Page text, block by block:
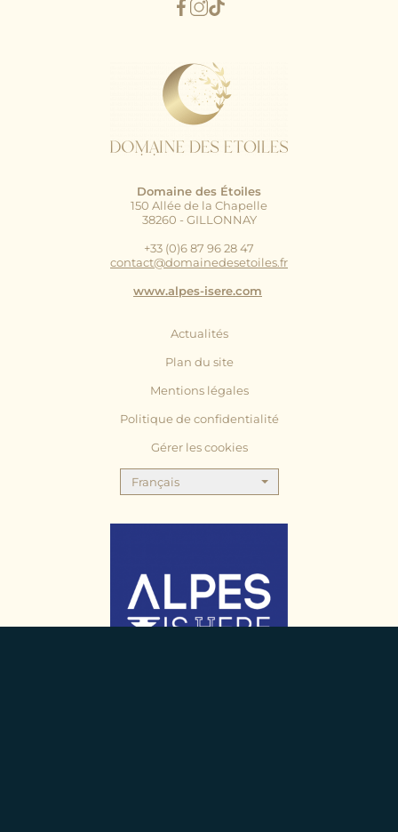
Domaine des Étoiles
150 Allée de la Chapelle
38260 - GILLONNAY
+33 (0)6 87 96 28 47
contact@domainedesetoiles.fr
www.alpes-isere.com
Actualités
Plan du site
Mentions légales
Politique de confidentialité
Gérer les cookies
Français